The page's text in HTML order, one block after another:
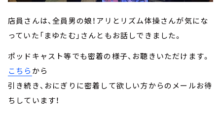
店員さんは、全員男の娘！アリとリズム体操さんが気にな
っていた「まゆたむ」さんともお話しできました。
ポッドキャスト等でも密着の様子、お聴きいただけます。
こちら から
引き続き、おにぎりに密着して欲しい方からのメールお待
ちしています！